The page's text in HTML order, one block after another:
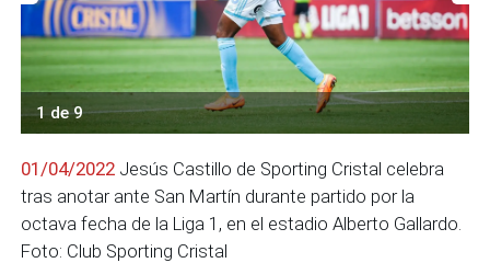
1 de 9
01/04/2022 Jesús Castillo de Sporting Cristal celebra
tras anotar ante San Martín durante partido por la
octava fecha de la Liga 1, en el estadio Alberto Gallardo.
Foto: Club Sporting Cristal